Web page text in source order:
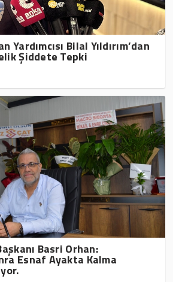
Yardımcısı Bilal Yıldırım’dan
Şiddete Tepki
Basri Orhan:
Esnaf Ayakta Kalma